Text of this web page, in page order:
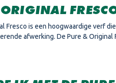
Fresco is een hoogwaardige verf
afwerking. De Pure &